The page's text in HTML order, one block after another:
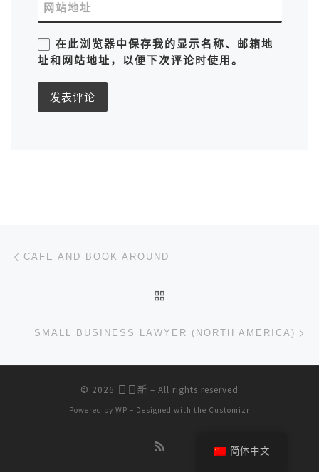
网站地址
在此浏览器中保存我的显示名称、邮箱地
址和网站地址，以便下次评论时使用。
文章导航
CAFE AND BOOK AROUND
SMALL BUSINESS LAWYER (NORTH AMERICA)
© 2026 日日新 – All rights reserved
Powered by WP – Designed with the Customizr
简体中文